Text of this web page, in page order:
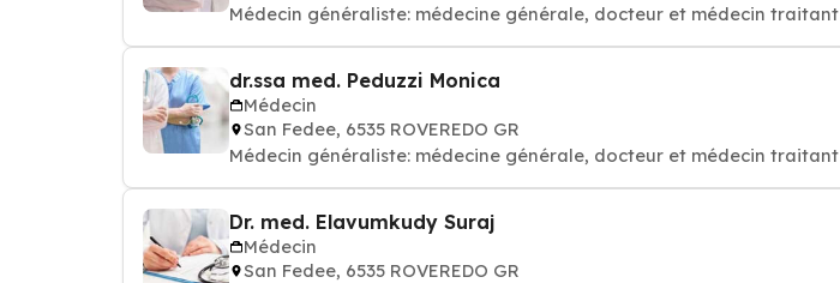
Médecin généraliste: médecine générale, docteur et médecin traitant
dr.ssa med. Peduzzi Monica
Médecin
San Fedee, 6535 ROVEREDO GR
Médecin généraliste: médecine générale, docteur et médecin traitant
Dr. med. Elavumkudy Suraj
Médecin
San Fedee, 6535 ROVEREDO GR